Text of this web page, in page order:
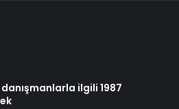
ilgili 1987